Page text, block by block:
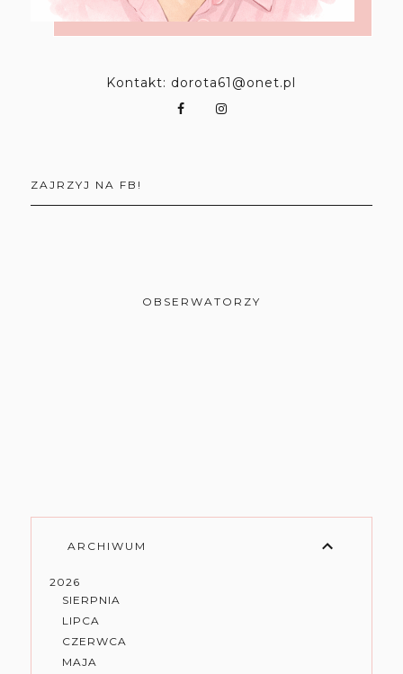
Kontakt: dorota61@onet.pl
ZAJRZYJ NA FB!
OBSERWATORZY
ARCHIWUM
2026
SIERPNIA
LIPCA
CZERWCA
MAJA